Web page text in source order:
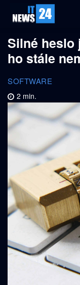
Silné heslo
ho stále
SOFTWARE
2 min.